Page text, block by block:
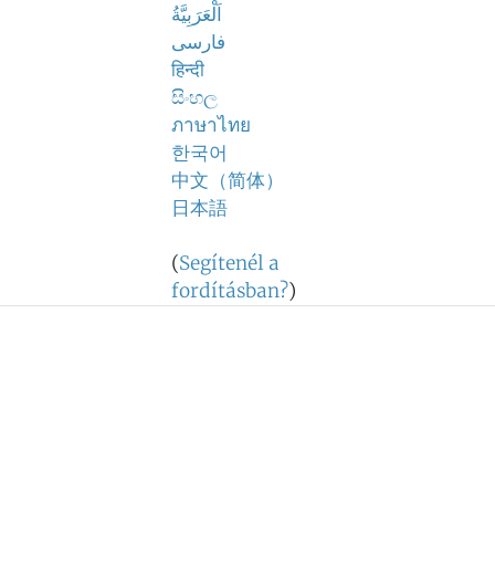
اَلْعَرَبِيَّةُ
فارسی
हिन्दी
සිංහල
ภาษาไทย
한국어
中文（简体）
日本語
(Segítenél a
fordításban?)